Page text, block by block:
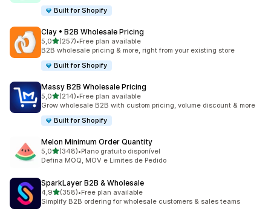
Built for Shopify
Clay • B2B Wholesale Pricing
5,0de 5 estrelas
(257)
257 total de avaliações
•Free plan available
B2B wholesale pricing & more, right from your existing store
Built for Shopify
Massy B2B Wholesale Pricing
5,0de 5 estrelas
(214)
214 total de avaliações
•Free plan available
Grow wholesale B2B with custom pricing, volume discount & more
Built for Shopify
Melon Minimum Order Quantity
5,0de 5 estrelas
(348)
348 total de avaliações
•Plano gratuito disponível
Defina MOQ, MOV e Limites de Pedido
SparkLayer B2B & Wholesale
4,9de 5 estrelas
(358)
358 total de avaliações
•Free plan available
Simplify B2B ordering for wholesale customers & sales teams